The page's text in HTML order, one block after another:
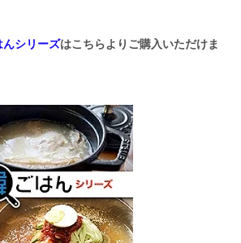
んシリーズはこちらよりご購入いただけま